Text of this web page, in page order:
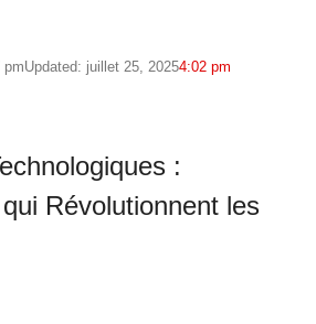
pmUpdated: juillet 25, 20254:02 pm
:
Révolutionnent les